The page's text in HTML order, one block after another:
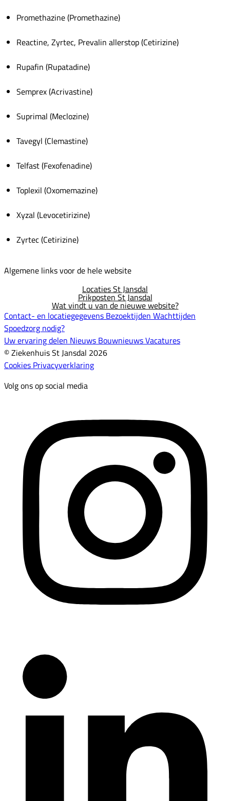
Promethazine (Promethazine)
Reactine, Zyrtec, Prevalin allerstop (Cetirizine)
Rupafin (Rupatadine)
Semprex (Acrivastine)
Suprimal (Meclozine)
Tavegyl (Clemastine)
Telfast (Fexofenadine)
Toplexil (Oxomemazine)
Xyzal (Levocetirizine)
Zyrtec (Cetirizine)
Algemene links voor de hele website
Locaties St Jansdal
Prikposten St Jansdal
Wat vindt u van de nieuwe website?
Contact- en locatiegegevens Bezoektijden Wachttijden
Spoedzorg nodig?
Uw ervaring delen Nieuws BouwnieuwsVacatures
© Ziekenhuis St Jansdal 2026
Cookies Privacyverklaring
Volg ons op social media